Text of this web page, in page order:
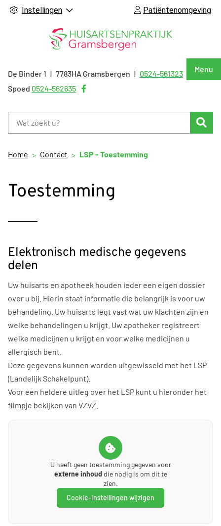
Instellingen Patiëntenomgeving
Menu
De Binder1 7783HA Gramsbergen Tel:
0524-561323
Spoed 0524-562635
pagina
Home Contact LSP - Toestemming
Toestemming
Elektronisch medische gegevens
delen
Uw huisarts en apotheek houden ieder een eigen dossier
over u bij. Hierin staat informatie die belangrijk is voor uw
behandeling. Uw huisarts legt vast wat uw klachten zijn en
welke behandelingen u krijgt. Uw apotheker registreert
welke medicijnen u krijgt en voor welke medicijnen u
allergisch bent.
Deze gegevens kunnen worden uitgewisseld met het LSP
(Landelijk Schakelpunt).
Voor een heldere uitleg over het LSP kunt u hieronder het
filmpje bekijken van VZVZ.
U heeft geen toestemming gegeven voor
externe inhouddie nodig is om dit te
zien.
Cookie-instellingen wijzigen